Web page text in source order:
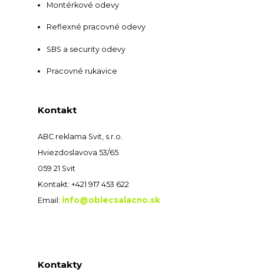
Montérkové odevy
Reflexné pracovné odevy
SBS a security odevy
Pracovné rukavice
Kontakt
ABC reklama Svit, s.r.o.
Hviezdoslavova 53/65
059 21 Svit
Kontakt: +421 917 453 622
Email: info@oblecsalacno.sk
Kontakty